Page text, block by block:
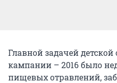
Главной задачей
кампании – 2016 было
пищевых отравлений,